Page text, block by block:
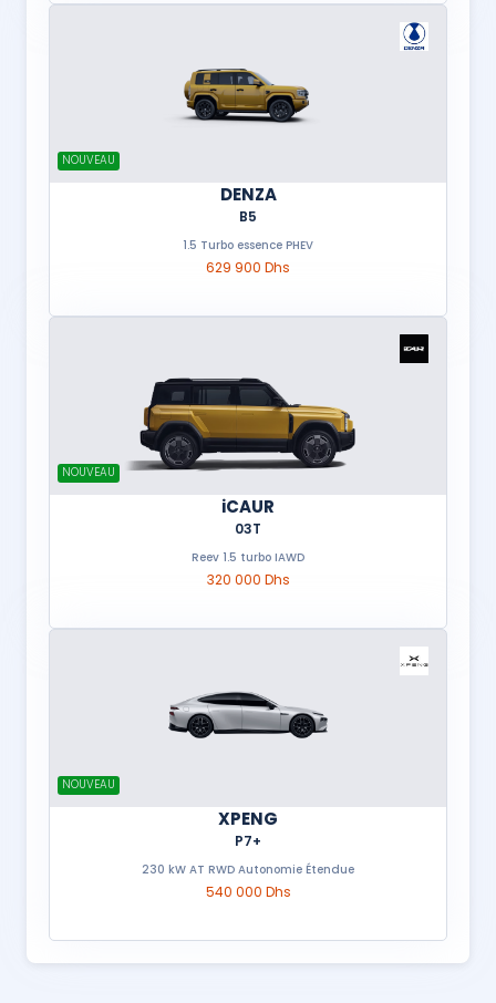
NOUVEAU
DENZA
B5
1.5 Turbo essence PHEV
629 900 Dhs
NOUVEAU
iCAUR
03T
Reev 1.5 turbo IAWD
320 000 Dhs
NOUVEAU
XPENG
P7+
230 kW AT RWD Autonomie Étendue
540 000 Dhs